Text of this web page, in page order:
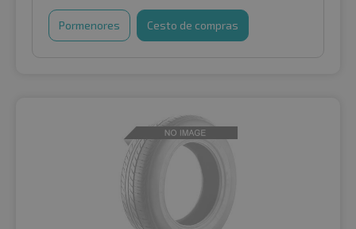
Pormenores Cesto de compras